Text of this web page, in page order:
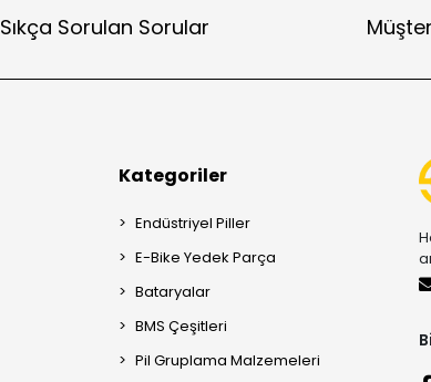
Sıkça Sorulan Sorular
Kategoriler
Endüstriyel Piller
E-Bike Yedek Parça
Bataryalar
BMS Çeşitleri
Pil Gruplama Malzemeleri